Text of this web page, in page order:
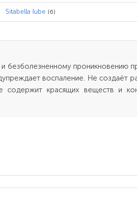
Sitabella lube (6)
безболезненному проникновению
воспаление. Не создаёт
содержит красящих веществ и